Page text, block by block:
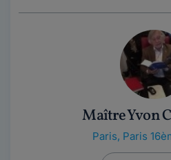
Maître Yvon
Paris, Paris